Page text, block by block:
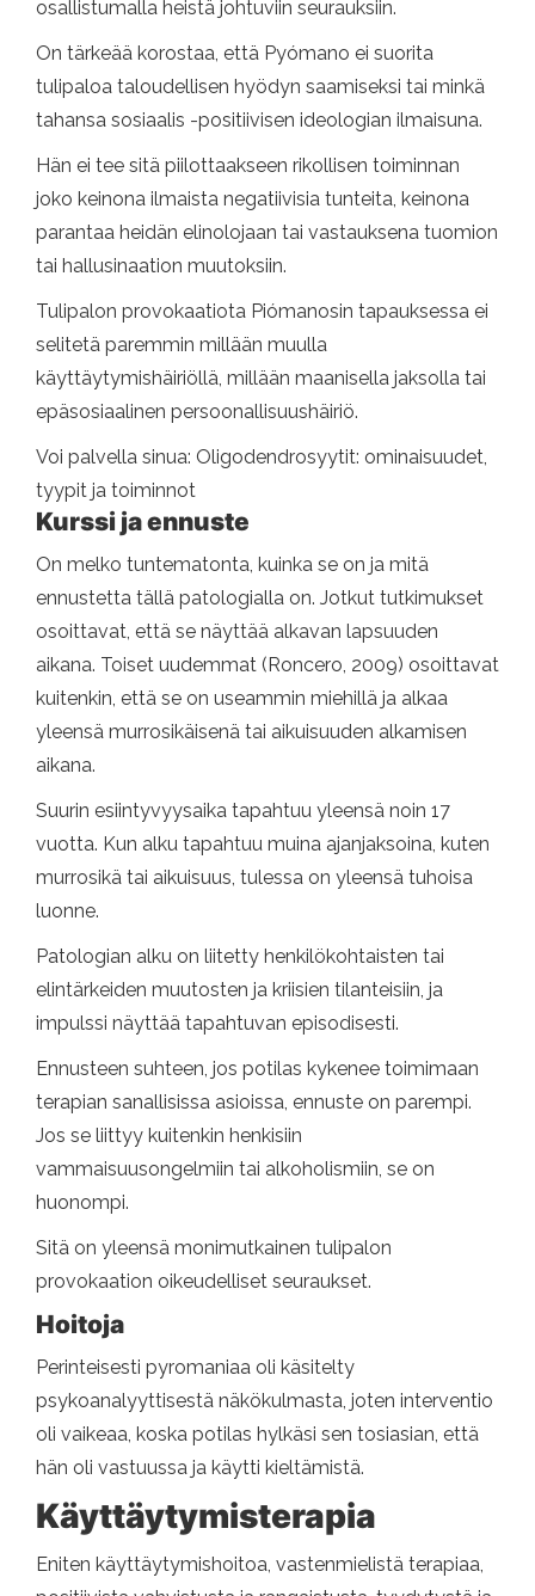
osallistumalla heistä johtuviin seurauksiin.
On tärkeää korostaa, että Pyómano ei suorita
tulipaloa taloudellisen hyödyn saamiseksi tai minkä
tahansa sosiaalis -positiivisen ideologian ilmaisuna.
Hän ei tee sitä piilottaakseen rikollisen toiminnan
joko keinona ilmaista negatiivisia tunteita, keinona
parantaa heidän elinolojaan tai vastauksena tuomion
tai hallusinaation muutoksiin.
Tulipalon provokaatiota Piómanosin tapauksessa ei
selitetä paremmin millään muulla
käyttäytymishäiriöllä, millään maanisella jaksolla tai
epäsosiaalinen persoonallisuushäiriö.
Voi palvella sinua: Oligodendrosyytit: ominaisuudet,
tyypit ja toiminnot
Kurssi ja ennuste
On melko tuntematonta, kuinka se on ja mitä
ennustetta tällä patologialla on. Jotkut tutkimukset
osoittavat, että se näyttää alkavan lapsuuden
aikana. Toiset uudemmat (Roncero, 2009) osoittavat
kuitenkin, että se on useammin miehillä ja alkaa
yleensä murrosikäisenä tai aikuisuuden alkamisen
aikana.
Suurin esiintyvyysaika tapahtuu yleensä noin 17
vuotta. Kun alku tapahtuu muina ajanjaksoina, kuten
murrosikä tai aikuisuus, tulessa on yleensä tuhoisa
luonne.
Patologian alku on liitetty henkilökohtaisten tai
elintärkeiden muutosten ja kriisien tilanteisiin, ja
impulssi näyttää tapahtuvan episodisesti.
Ennusteen suhteen, jos potilas kykenee toimimaan
terapian sanallisissa asioissa, ennuste on parempi.
Jos se liittyy kuitenkin henkisiin
vammaisuusongelmiin tai alkoholismiin, se on
huonompi.
Sitä on yleensä monimutkainen tulipalon
provokaation oikeudelliset seuraukset.
Hoitoja
Perinteisesti pyromaniaa oli käsitelty
psykoanalyyttisestä näkökulmasta, joten interventio
oli vaikeaa, koska potilas hylkäsi sen tosiasian, että
hän oli vastuussa ja käytti kieltämistä.
Käyttäytymisterapia
Eniten käyttäytymishoitoa, vastenmielistä terapiaa,